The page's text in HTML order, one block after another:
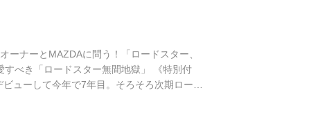
ナーとMAZDAに問う！「ロードスター、
べき「ロードスター無間地獄」 《特別付
ューして今年で7年目。そろそろ次期ロード
、マツ...